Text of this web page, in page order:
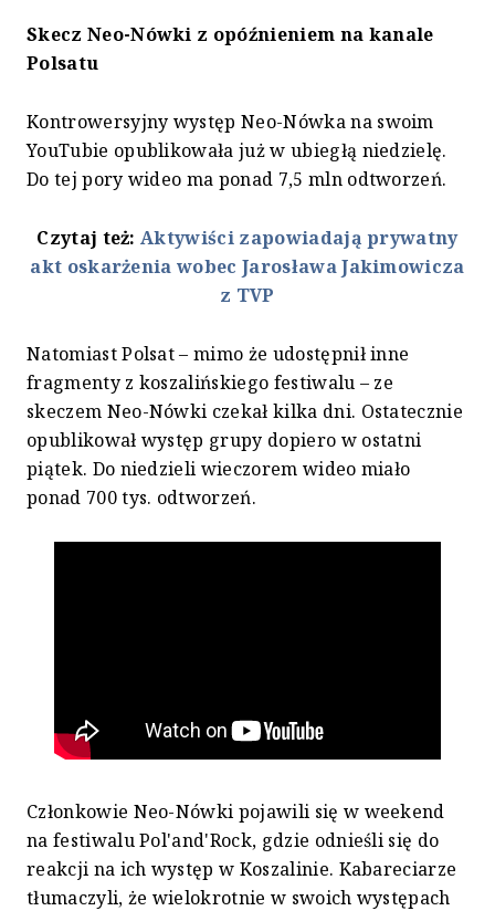
Skecz Neo-Nówki z opóźnieniem na kanale
Polsatu
Kontrowersyjny występ Neo-Nówka na swoim
YouTubie opublikowała już w ubiegłą niedzielę.
Do tej pory wideo ma ponad 7,5 mln odtworzeń.
Czytaj też:Aktywiści zapowiadają prywatny
akt oskarżenia wobec Jarosława Jakimowicza
z TVP
Natomiast Polsat – mimo że udostępnił inne
fragmenty z koszalińskiego festiwalu – ze
skeczem Neo-Nówki czekał kilka dni. Ostatecznie
opublikował występ grupy dopiero w ostatni
piątek. Do niedzieli wieczorem wideo miało
ponad 700 tys. odtworzeń.
Członkowie Neo-Nówki pojawili się w weekend
na festiwalu Pol'and'Rock, gdzie odnieśli się do
reakcji na ich występ w Koszalinie. Kabareciarze
tłumaczyli, że wielokrotnie w swoich występach